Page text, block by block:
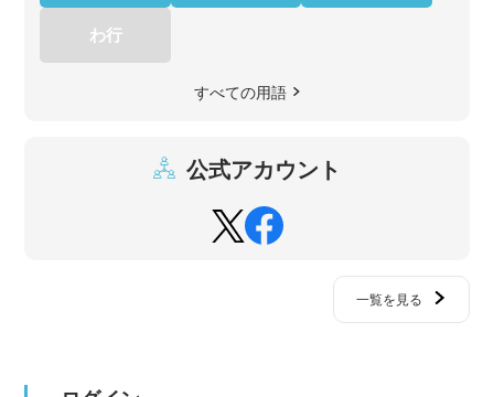
わ行
すべての用語
公式アカウント
一覧を見る